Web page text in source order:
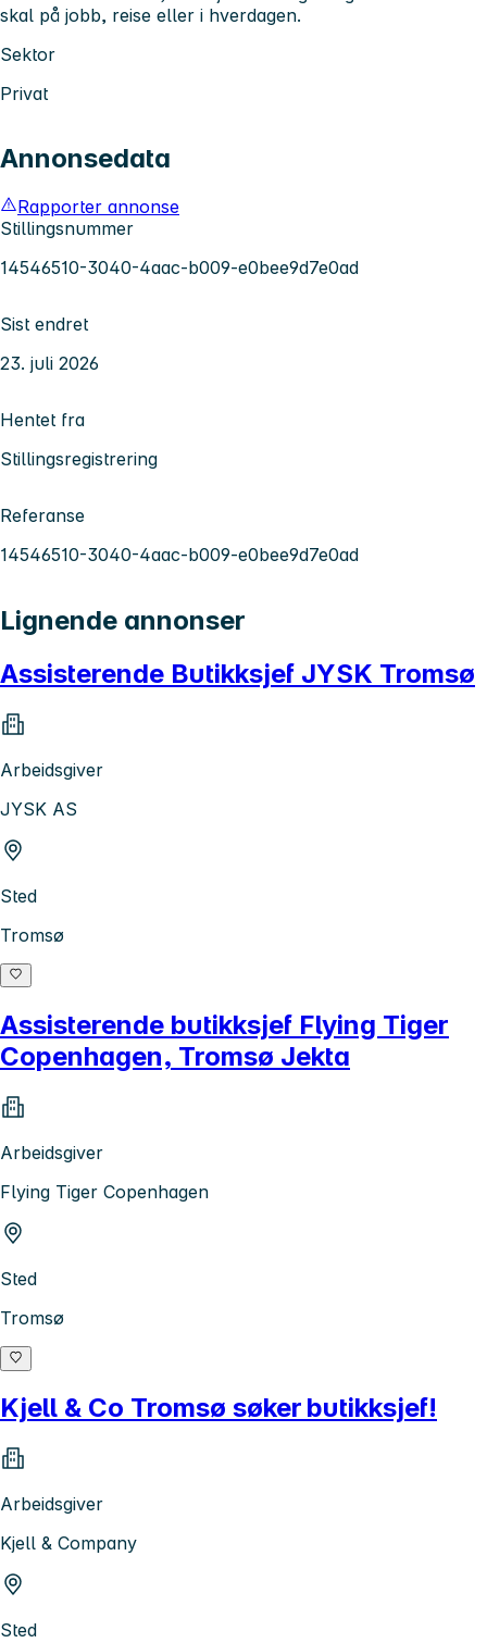
skal på jobb, reise eller i hverdagen.
Sektor
Privat
Annonsedata
Rapporter annonse
Stillingsnummer
14546510-3040-4aac-b009-e0bee9d7e0ad
Sist endret
23. juli 2026
Hentet fra
Stillingsregistrering
Referanse
14546510-3040-4aac-b009-e0bee9d7e0ad
Lignende annonser
Assisterende Butikksjef JYSK Tromsø
Arbeidsgiver
JYSK AS
Sted
Tromsø
Assisterende butikksjef Flying Tiger
Copenhagen, Tromsø Jekta
Arbeidsgiver
Flying Tiger Copenhagen
Sted
Tromsø
Kjell & Co Tromsø søker butikksjef!
Arbeidsgiver
Kjell & Company
Sted